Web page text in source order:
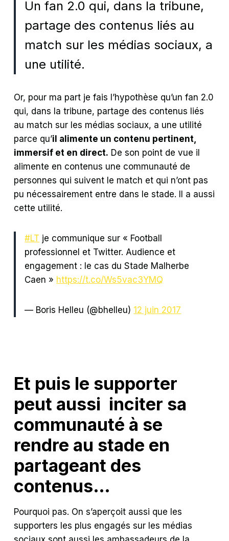
Un fan 2.0 qui, dans la tribune,
partage des contenus liés au
match sur les médias sociaux, a
une utilité.
Or, pour ma part je fais l’hypothèse qu’un fan 2.0
qui, dans la tribune, partage des contenus liés
au match sur les médias sociaux, a une utilité
parce qu’il alimente un contenu pertinent,
immersif et en direct. De son point de vue il
alimente en contenus une communauté de
personnes qui suivent le match et qui n’ont pas
pu nécessairement entre dans le stade. Il a aussi
cette utilité.
#LT je communique sur « Football
professionnel et Twitter. Audience et
engagement : le cas du Stade Malherbe
Caen » https://t.co/Ws5vac3YMQ
— Boris Helleu (@bhelleu) 12 juin 2017
Et puis le supporter
peut aussi inciter sa
communauté à se
rendre au stade en
partageant des
contenus…
Pourquoi pas. On s’aperçoit aussi que les
supporters les plus engagés sur les médias